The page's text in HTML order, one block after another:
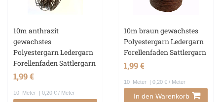
10m anthrazit
gewachstes
Polyestergarn Ledergarn
Forellenfaden Sattlergarn
1,99 €
10 Meter | 0,20 € / Meter
10m braun gewachstes
Polyestergarn Ledergarn
Forellenfaden Sattlergarn
1,99 €
10 Meter | 0,20 € / Meter
In den Warenkorb